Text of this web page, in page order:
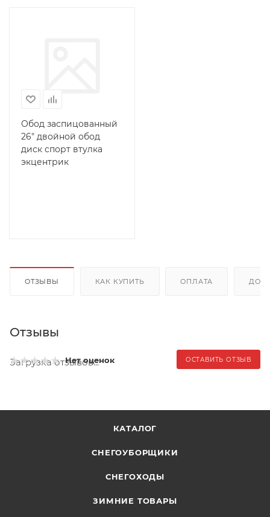
Обод заспицованный
26" двойной обод
диск спорт втулка
экцентрик
ОТЗЫВЫ КАК КУПИТЬ ОПЛАТА
Отзывы
Нет оценок ОСТАВИТЬ ОТЗЫВ
Загрузка отзывов...
КАТАЛОГ
СНЕГОУБОРЩИКИ
СНЕГОХОДЫ
ЗИМНИЕ ТОВАРЫ